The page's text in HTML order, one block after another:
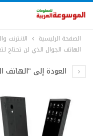
الصفحة الرئيسية
الانترنت
الهاتف الجوال الذي لن تحتاج
العودة إلى "الهاتف